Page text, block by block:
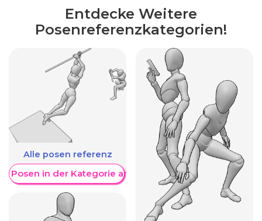
Entdecke Weitere
Posenreferenzkategorien!
Alle posen referenz
Posen in der Kategorie anzeigen